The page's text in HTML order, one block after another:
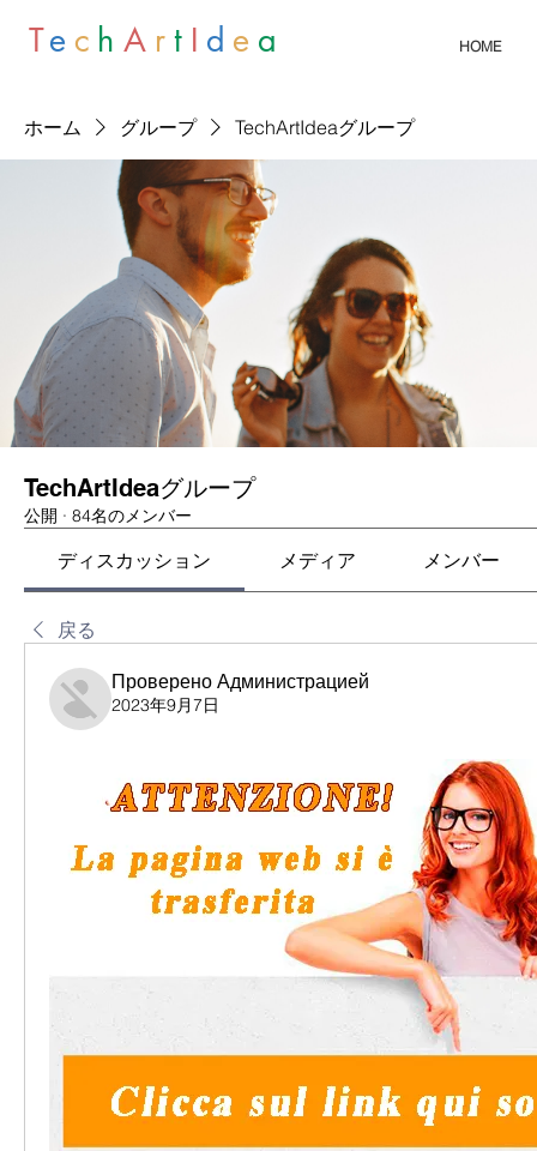
Te c hA r t I d e a HOME
ホーム グループ TechArtIdeaグループ
TechArtIdeaグループ
公開 · 84名のメンバー
ディスカッション メディア メンバー
戻る
Проверено Администрацией
2023年9月7日